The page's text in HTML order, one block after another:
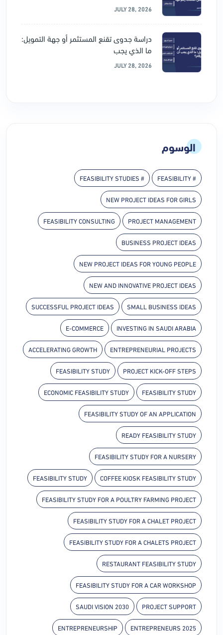
JULY 28, 2026
دراسة جدوى تقنع المستثمر أو جهة التمويل:
ما الذي يجب
JULY 28, 2026
الوسوم
# FEASIBILITY
# FEASIBILITY STUDIES
NEW PROJECT IDEAS FOR GIRLS
PROJECT MANAGEMENT
FEASIBILITY CONSULTING
BUSINESS PROJECT IDEAS
NEW PROJECT IDEAS FOR YOUNG PEOPLE
NEW AND INNOVATIVE PROJECT IDEAS
SMALL BUSINESS IDEAS
SUCCESSFUL PROJECT IDEAS
INVESTING IN SAUDI ARABIA
E-COMMERCE
ENTREPRENEURIAL PROJECTS
ACCELERATING GROWTH
PROJECT KICK-OFF STEPS
FEASIBILITY STUDY
FEASIBILITY STUDY
ECONOMIC FEASIBILITY STUDY
FEASIBILITY STUDY OF AN APPLICATION
READY FEASIBILITY STUDY
FEASIBILITY STUDY FOR A NURSERY
COFFEE KIOSK FEASIBILITY STUDY
FEASIBILITY STUDY
FEASIBILITY STUDY FOR A POULTRY FARMING PROJECT
FEASIBILITY STUDY FOR A CHALET PROJECT
FEASIBILITY STUDY FOR A CHALETS PROJECT
RESTAURANT FEASIBILITY STUDY
FEASIBILITY STUDY FOR A CAR WORKSHOP
PROJECT SUPPORT
SAUDI VISION 2030
ENTREPRENEURS 2025
ENTREPRENEURSHIP